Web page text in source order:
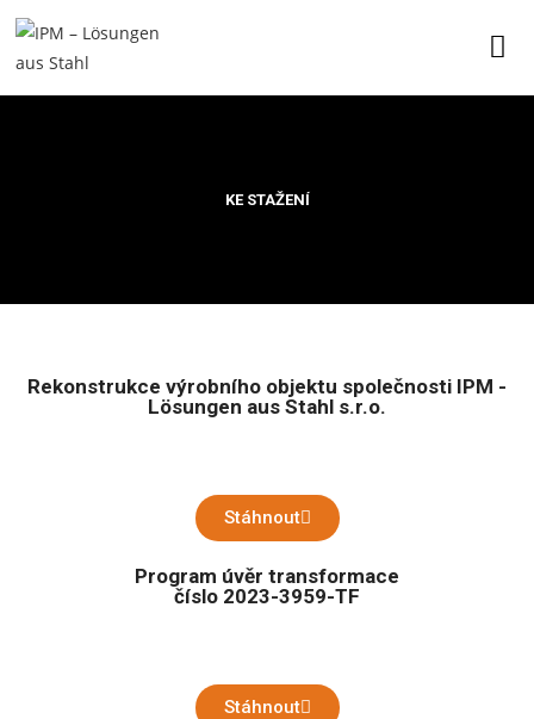
KE STAŽENÍ
Rekonstrukce výrobního objektu společnosti IPM -
Lösungen aus Stahl s.r.o.
Stáhnout
Program úvěr transformace
číslo 2023-3959-TF
Stáhnout